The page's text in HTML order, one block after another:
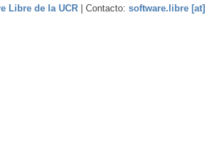
Libre de la UCR | Contacto: software.libre